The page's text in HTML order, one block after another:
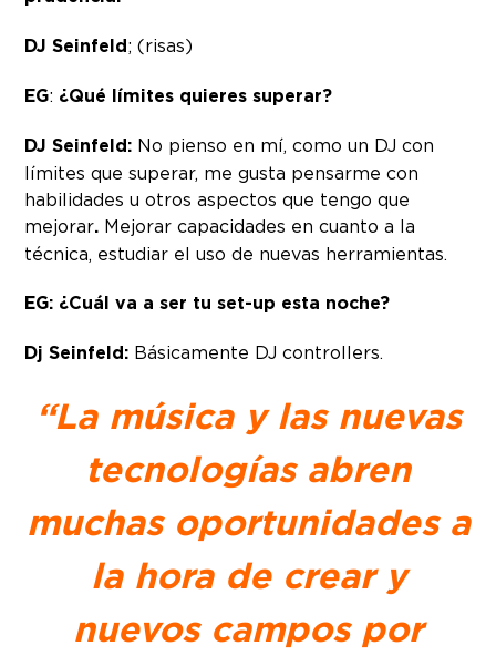
DJ Seinfeld; (risas)
EG: ¿Qué límites quieres superar?
DJ Seinfeld: No pienso en mí, como un DJ con
límites que superar, me gusta pensarme con
habilidades u otros aspectos que tengo que
mejorar. Mejorar capacidades en cuanto a la
técnica, estudiar el uso de nuevas herramientas.
EG: ¿Cuál va a ser tu set-up esta noche?
Dj Seinfeld: Básicamente DJ controllers.
“La música y las nuevas
tecnologías abren
muchas oportunidades a
la hora de crear y
nuevos campos por